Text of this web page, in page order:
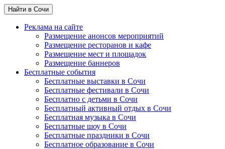
Найти в Сочи
Реклама на сайте
Размещение анонсов мероприятий
Размещение ресторанов и кафе
Размещение мест и площадок
Размещение баннеров
Бесплатные события
Бесплатные выставки в Сочи
Бесплатные фестивали в Сочи
Бесплатно с детьми в Сочи
Бесплатный активный отдых в Сочи
Бесплатная музыка в Сочи
Бесплатные шоу в Сочи
Бесплатные праздники в Сочи
Бесплатное образование в Сочи